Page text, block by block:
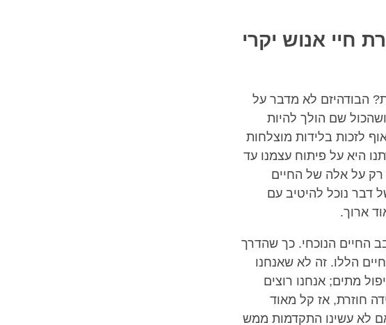
חיי אנוש יקרי
הבודהיזם לא מדבר על
שם הולך להיות
לזכות בלידות מוצלחות
היא על פיתוח עצמנו עד
רק על אלה של החיים
דבר נוכל להיטיב עם
ארוך.
החיים הנוכחי. כך שהדרך
הללו. זה לא שאנחנו
מתים; אנחנו רוצים
חוזרת, אז קל מאוד
לא עשינו התקדמות ממש